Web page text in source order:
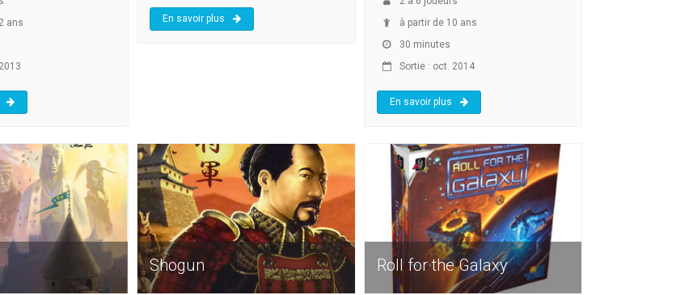
ans
En savoir plus
à partir de 10 ans
30 minutes
Sortie : oct. 2014
En savoir plus
Shogun Roll for the Galaxy